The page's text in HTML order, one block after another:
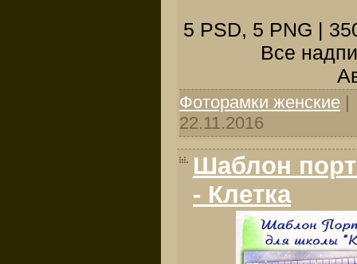
5 PSD, 5 PNG |
Все
Фоторамки женские
22.11.2016
Шаблон
- Клетка